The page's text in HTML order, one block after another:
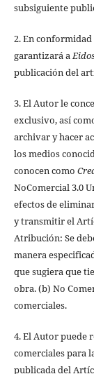
subsiguiente
2. En
garantizará a
publicación del
3. El Autor le
exclusivo, así
archivar y hacer
los medios
conocen como
NoComercial 3.0
efectos de
y transmitir el
Atribución: Se
manera
que sugiera que
obra. (b) No
comerciales.
4. El Autor puede
comerciales para
publicada del